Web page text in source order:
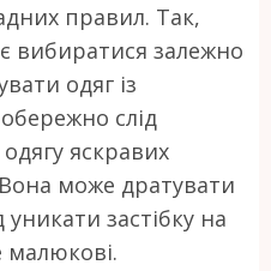
правил. Так,
вибиратися залежно
одяг із
слід
яскравих
може дратувати
застібку на
малюкові.